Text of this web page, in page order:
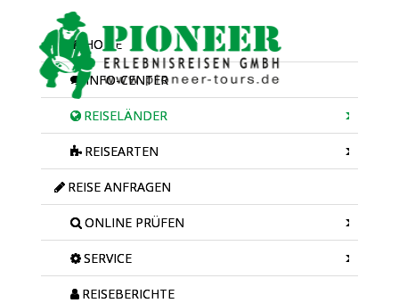
HOME
INFO-CENTER
REISELÄNDER
REISEARTEN
REISE ANFRAGEN
ONLINE PRÜFEN
SERVICE
REISEBERICHTE